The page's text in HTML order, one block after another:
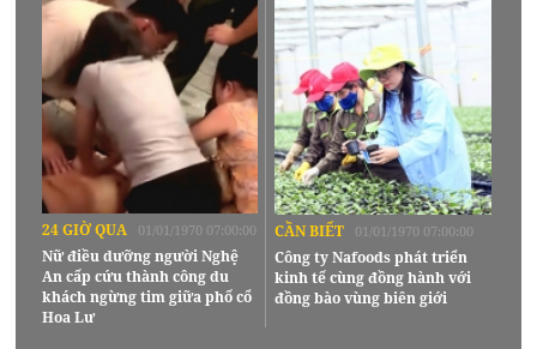
24 GIỜ QUA 01/01/1970 07:00:00
Nữ điều dưỡng người Nghệ
An cấp cứu thành công du
khách ngừng tim giữa phố cổ
Hoa Lư
CẦN BIẾT 01/01/1970 07:00:00
Công ty Nafoods phát triển
kinh tế cùng đồng hành với
đồng bào vùng biên giới